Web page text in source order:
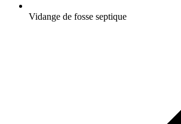
Vidange de fosse septique